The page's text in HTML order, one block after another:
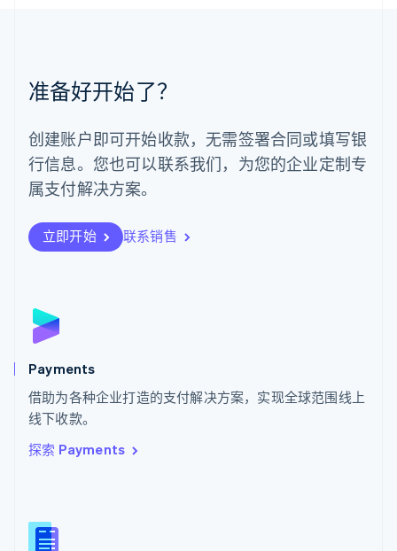
准备好开始了？
创建账户即可开始收款，无需签署合同或填写银
行信息。您也可以联系我们，为您的企业定制专
属支付解决方案。
立即开始 联系销售
Payments
借助为各种企业打造的支付解决方案，实现全球范围线上
线下收款。
探索 Payments
挪威
葡萄牙
Português English
日本
日本語English
瑞典
瑞士
DeutschFrançais
English
斯洛文尼亚
泰国
ไทยEnglish
希腊
English
西班牙
新西兰
English